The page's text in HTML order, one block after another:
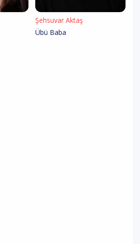
Şehsuvar Aktaş
Übü Baba